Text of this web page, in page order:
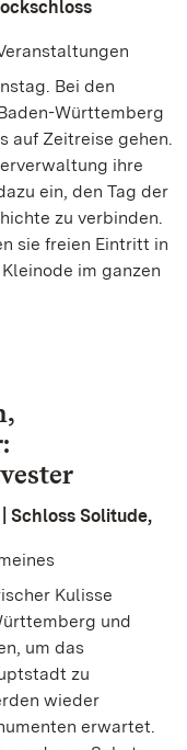
Bei den
Württemberg
auf Zeitreise gehen.
ihre
ein, den Tag der
zu verbinden.
sie freien Eintritt in
im ganzen
Schloss Solitude,
Kulisse
und
um das
zu
wieder
erwartet.